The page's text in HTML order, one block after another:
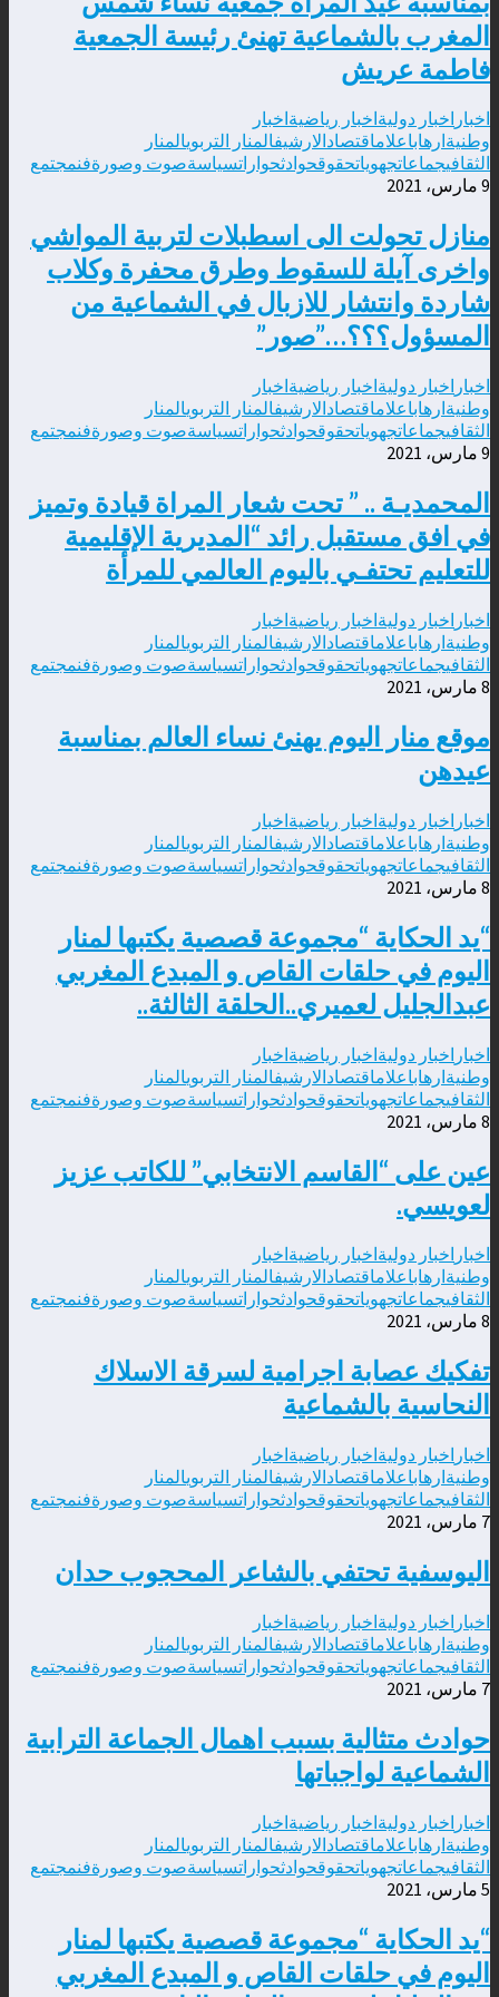
المغرب بالشماعية تهنئ رئيسة الجمعية
فاطمة عريش
اخبار اخبار دوليةاخبار رياضيةاخبار
وطنيةارهاباعلاماقتصادالارشيفالمنار التربويالمنار
الثقافيجماعاتجهوياتحقوقحوادثحواراتسياسةصوت وصورةفنمجتمع
9 مارس، 2021
منازل تحولت الى اسطبلات لتربية المواشي
واخرى آيلة للسقوط وطرق محفرة وكلاب
شاردة وانتشار للازبال في الشماعية من
المسؤول؟؟؟…”صور”
اخبار اخبار دوليةاخبار رياضيةاخبار
وطنيةارهاباعلاماقتصادالارشيفالمنار التربويالمنار
الثقافيجماعاتجهوياتحقوقحوادثحواراتسياسةصوت وصورةفنمجتمع
9 مارس، 2021
المحمديـة .. ” تحت شعار المراة قيادة وتميز
في افق مستقبل رائد “المديرية الإقليمية
للتعليم تحتفـي باليوم العالمي للمرأة
اخبار اخبار دوليةاخبار رياضيةاخبار
وطنيةارهاباعلاماقتصادالارشيفالمنار التربويالمنار
الثقافيجماعاتجهوياتحقوقحوادثحواراتسياسةصوت وصورةفنمجتمع
8 مارس، 2021
موقع منار اليوم يهنئ نساء العالم بمناسبة
عيدهن
اخبار اخبار دوليةاخبار رياضيةاخبار
وطنيةارهاباعلاماقتصادالارشيفالمنار التربويالمنار
الثقافيجماعاتجهوياتحقوقحوادثحواراتسياسةصوت وصورةفنمجتمع
8 مارس، 2021
“يد الحكاية “مجموعة قصصية يكتبها لمنار
اليوم في حلقات القاص و المبدع المغربي
عبدالجليل لعميري..الحلقة الثالثة..
اخبار اخبار دوليةاخبار رياضيةاخبار
وطنيةارهاباعلاماقتصادالارشيفالمنار التربويالمنار
الثقافيجماعاتجهوياتحقوقحوادثحواراتسياسةصوت وصورةفنمجتمع
8 مارس، 2021
عين على “القاسم الانتخابي” للكاتب عزيز
لعويسي.
اخبار اخبار دوليةاخبار رياضيةاخبار
وطنيةارهاباعلاماقتصادالارشيفالمنار التربويالمنار
الثقافيجماعاتجهوياتحقوقحوادثحواراتسياسةصوت وصورةفنمجتمع
8 مارس، 2021
تفكيك عصابة اجرامية لسرقة الاسلاك
النحاسية بالشماعية
اخبار اخبار دوليةاخبار رياضيةاخبار
وطنيةارهاباعلاماقتصادالارشيفالمنار التربويالمنار
الثقافيجماعاتجهوياتحقوقحوادثحواراتسياسةصوت وصورةفنمجتمع
7 مارس، 2021
اليوسفية تحتفي بالشاعر المحجوب حدان
اخبار اخبار دوليةاخبار رياضيةاخبار
وطنيةارهاباعلاماقتصادالارشيفالمنار التربويالمنار
الثقافيجماعاتجهوياتحقوقحوادثحواراتسياسةصوت وصورةفنمجتمع
7 مارس، 2021
حوادث متثالية بسبب اهمال الجماعة الترابية
الشماعية لواجباتها
اخبار اخبار دوليةاخبار رياضيةاخبار
وطنيةارهاباعلاماقتصادالارشيفالمنار التربويالمنار
الثقافيجماعاتجهوياتحقوقحوادثحواراتسياسةصوت وصورةفنمجتمع
5 مارس، 2021
“يد الحكاية “مجموعة قصصية يكتبها لمنار
اليوم في حلقات القاص و المبدع المغربي